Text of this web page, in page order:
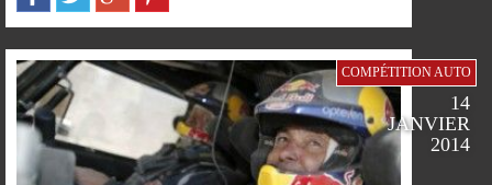
FACEBOOKTWITTERGOOGLEPINTEREST
SUR SUR SUR SUR
COMPÉTITION AUTO
14
JANVIER
2014